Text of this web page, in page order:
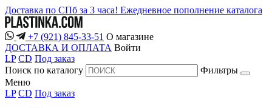
Доставка по СПб за 3 часа! Ежедневное пополнение каталога
+7 (921) 845-33-51 О магазине
ДОСТАВКА И ОПЛАТА Войти
LP CD Под заказ
Поиск по каталогу
Фильтры
Меню
LP CD Под заказ